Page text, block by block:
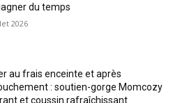
du temps
2026
au frais enceinte et après
: soutien-gorge Momcozy
et coussin rafraîchissant